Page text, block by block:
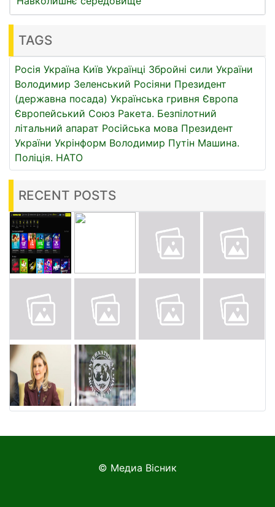
TAGS
Росія Україна Київ Українці Збройні сили України
Володимир Зеленський Росіяни Президент
(державна посада) Українська гривня Європа
Європейський Союз Ракета. Безпілотний
літальний апарат Російська мова Президент
України Укрінформ Володимир Путін Машина.
Поліція. НАТО
RECENT POSTS
© Медиа Вісник